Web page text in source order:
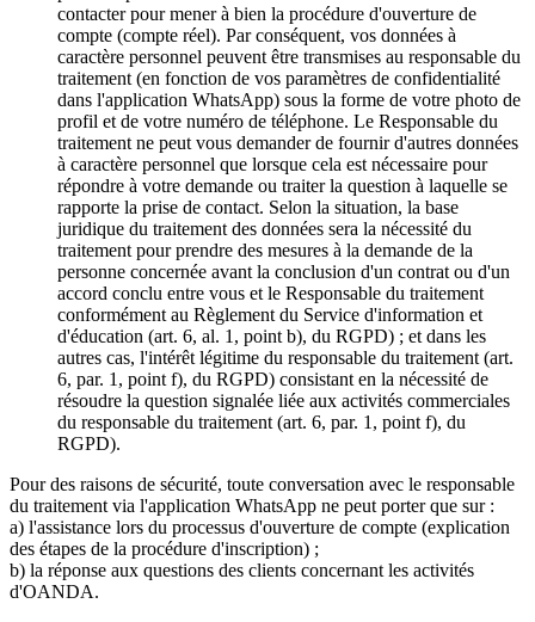
contacter pour mener à bien la procédure d'ouverture de
compte (compte réel). Par conséquent, vos données à
caractère personnel peuvent être transmises au responsable du
traitement (en fonction de vos paramètres de confidentialité
dans l'application WhatsApp) sous la forme de votre photo de
profil et de votre numéro de téléphone. Le Responsable du
traitement ne peut vous demander de fournir d'autres données
à caractère personnel que lorsque cela est nécessaire pour
répondre à votre demande ou traiter la question à laquelle se
rapporte la prise de contact. Selon la situation, la base
juridique du traitement des données sera la nécessité du
traitement pour prendre des mesures à la demande de la
personne concernée avant la conclusion d'un contrat ou d'un
accord conclu entre vous et le Responsable du traitement
conformément au Règlement du Service d'information et
d'éducation (art. 6, al. 1, point b), du RGPD) ; et dans les
autres cas, l'intérêt légitime du responsable du traitement (art.
6, par. 1, point f), du RGPD) consistant en la nécessité de
résoudre la question signalée liée aux activités commerciales
du responsable du traitement (art. 6, par. 1, point f), du
RGPD).
Pour des raisons de sécurité, toute conversation avec le responsable
du traitement via l'application WhatsApp ne peut porter que sur :
a) l'assistance lors du processus d'ouverture de compte (explication
des étapes de la procédure d'inscription) ;
b) la réponse aux questions des clients concernant les activités
d'OANDA.